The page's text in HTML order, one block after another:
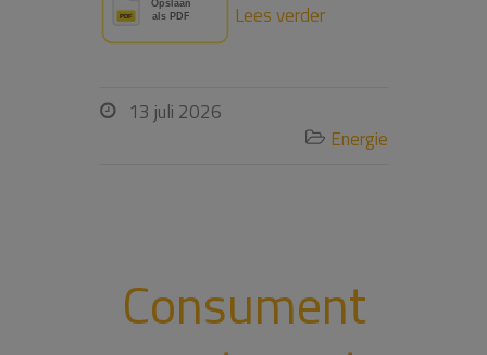
Lees verder
 13 juli 2026
 Energie
Consument